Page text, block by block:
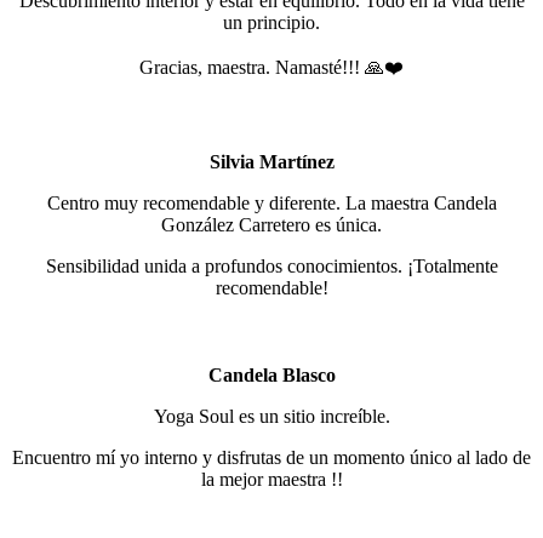
un principio.
Gracias, maestra. Namasté!!! 🙏❤️
Silvia Martínez
Centro muy recomendable y diferente. La maestra Candela
González Carretero es única.
Sensibilidad unida a profundos conocimientos. ¡Totalmente
recomendable!
Candela Blasco
Yoga Soul es un sitio increíble.
Encuentro mí yo interno y disfrutas de un momento único al lado de
la mejor maestra !!